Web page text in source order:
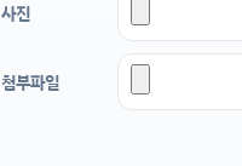
사진
첨부파일